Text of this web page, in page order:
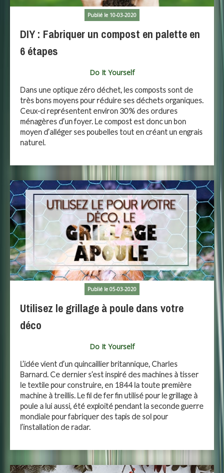
Publié le 10-03-2020
DIY : Fabriquer un compost en palette en
6 étapes
Do It Yourself
Dans une optique zéro déchet, les composts sont de
très bons moyens pour réduire ses déchets organiques.
Ceux-ci représentent environ 30% des ordures
ménagères d’un foyer. Le compost est donc un bon
moyen d’alléger ses poubelles tout en créant un engrais
naturel.
Publié le 05-03-2020
Utilisez le grillage à poule dans votre
déco
Do It Yourself
L’idée vient d’un quincaillier britannique, Charles
Barnard. Ce dernier s’est inspiré des machines à tisser
le textile pour construire, en 1844 la toute première
machine à treillis. Le fil de fer fin utilisé pour le grillage à
poule a lui aussi, été exploité pendant la seconde guerre
mondiale pour fabriquer des tapis de sol pour
l’installation de radar.